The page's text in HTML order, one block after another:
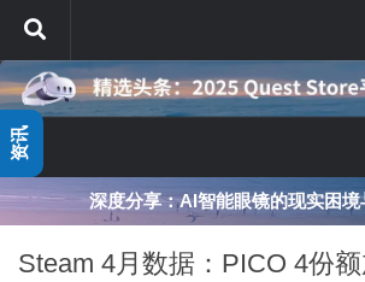
跳至内容
深度分享：AI智能眼镜的现实困
Steam 4月数据：PICO 4份
资讯